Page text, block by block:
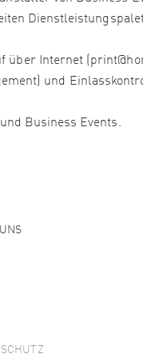
über Internet
und
Business Events.